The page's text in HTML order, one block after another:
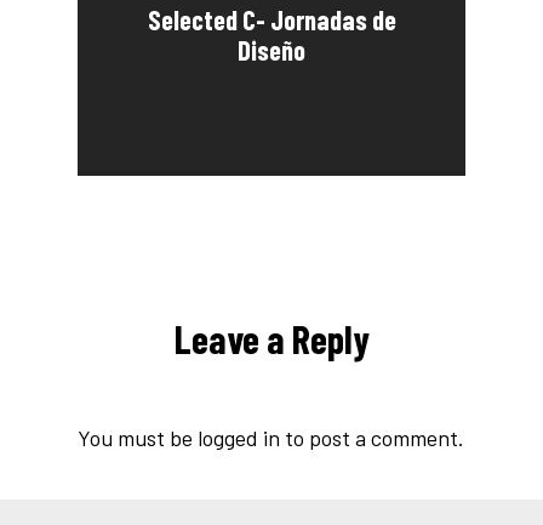
Selected C- Jornadas de
Diseño
Leave a Reply
You must be logged in to post a comment.